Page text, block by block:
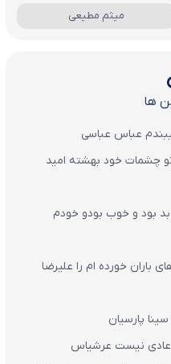
میثم مطیعی
ها
عباس عباسی
چشمات خود بهشته امید
بود و خوب بودو خودم
باران‌ خورده ام را علیرضا
پارسیان
عادی نیست عرشیاس